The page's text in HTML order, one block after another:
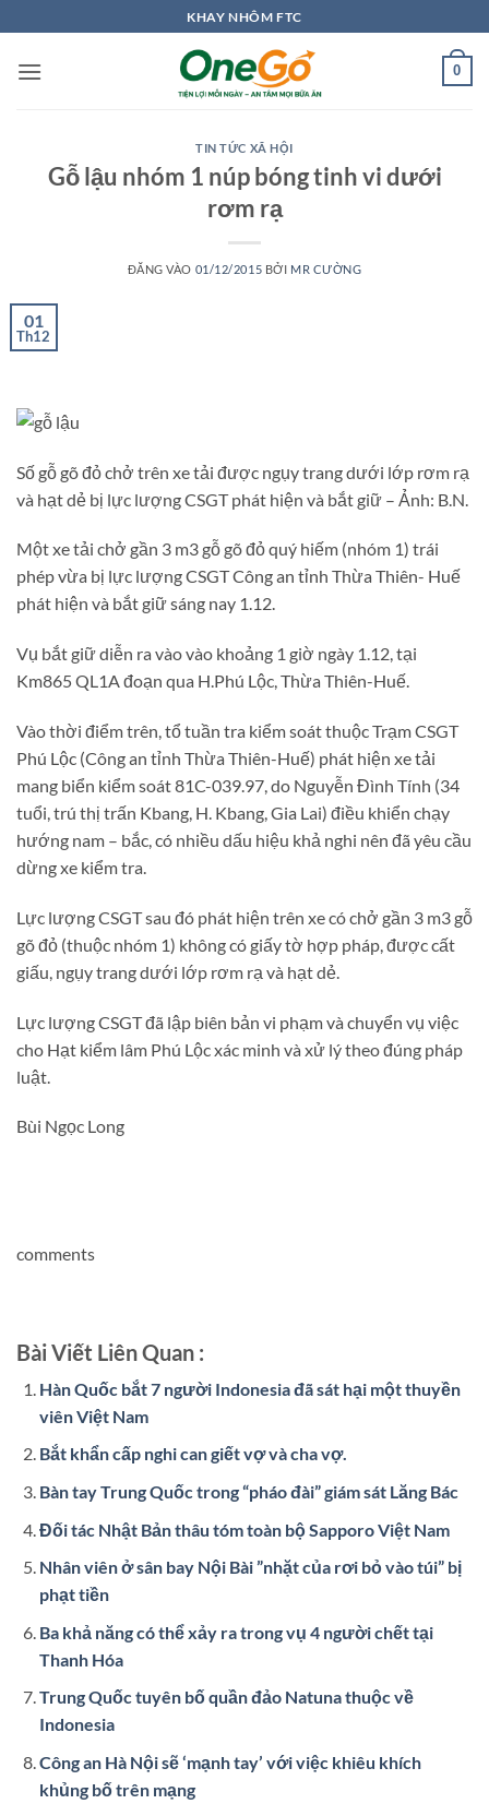
qua
nội
KHAY NHÔM FTC
0
TIN TỨC XÃ HỘI
Gỗ lậu nhóm 1 núp bóng tinh vi dưới
rơm rạ
ĐĂNG VÀO 01/12/2015 BỞI MR CƯỜNG
01
Th12
Số gỗ gõ đỏ chở trên xe tải được ngụy trang dưới lớp rơm rạ
và hạt dẻ bị lực lượng CSGT phát hiện và bắt giữ – Ảnh: B.N.
Một xe tải chở gần 3 m3 gỗ gõ đỏ quý hiếm (nhóm 1) trái
phép vừa bị lực lượng CSGT Công an tỉnh Thừa Thiên- Huế
phát hiện và bắt giữ sáng nay 1.12.
Vụ bắt giữ diễn ra vào vào khoảng 1 giờ ngày 1.12, tại
Km865 QL1A đoạn qua H.Phú Lộc, Thừa Thiên-Huế.
Vào thời điểm trên, tổ tuần tra kiểm soát thuộc Trạm CSGT
Phú Lộc (Công an tỉnh Thừa Thiên-Huế) phát hiện xe tải
mang biển kiểm soát 81C-039.97, do Nguyễn Đình Tính (34
tuổi, trú thị trấn Kbang, H. Kbang, Gia Lai) điều khiển chạy
hướng nam – bắc, có nhiều dấu hiệu khả nghi nên đã yêu cầu
dừng xe kiểm tra.
Lực lượng CSGT sau đó phát hiện trên xe có chở gần 3 m3 gỗ
gõ đỏ (thuộc nhóm 1) không có giấy tờ hợp pháp, được cất
giấu, ngụy trang dưới lớp rơm rạ và hạt dẻ.
Lực lượng CSGT đã lập biên bản vi phạm và chuyển vụ việc
cho Hạt kiểm lâm Phú Lộc xác minh và xử lý theo đúng pháp
luật.
Bùi Ngọc Long
comments
Bài Viết Liên Quan :
Hàn Quốc bắt 7 người Indonesia đã sát hại một thuyền
viên Việt Nam
Bắt khẩn cấp nghi can giết vợ và cha vợ.
Bàn tay Trung Quốc trong “pháo đài” giám sát Lăng Bác
Đối tác Nhật Bản thâu tóm toàn bộ Sapporo Việt Nam
Nhân viên ở sân bay Nội Bài ”nhặt của rơi bỏ vào túi” bị
phạt tiền
Ba khả năng có thể xảy ra trong vụ 4 người chết tại
Thanh Hóa
Trung Quốc tuyên bố quần đảo Natuna thuộc về
Indonesia
Công an Hà Nội sẽ ‘mạnh tay’ với việc khiêu khích
khủng bố trên mạng